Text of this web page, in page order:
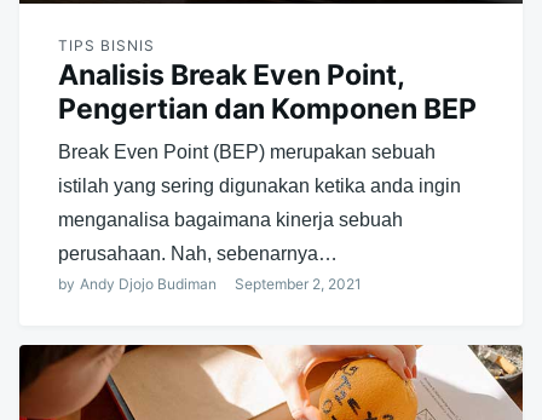
TIPS BISNIS
Analisis Break Even Point,
Pengertian dan Komponen BEP
Break Even Point (BEP) merupakan sebuah
istilah yang sering digunakan ketika anda ingin
menganalisa bagaimana kinerja sebuah
perusahaan. Nah, sebenarnya…
by Andy Djojo Budiman September 2, 2021